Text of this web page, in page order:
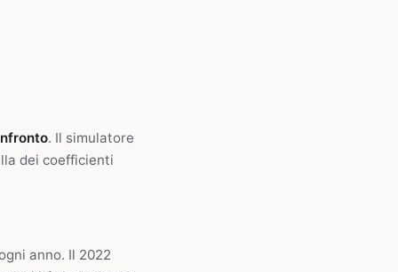
. Il simulatore
dei coefficienti
anno. Il 2022